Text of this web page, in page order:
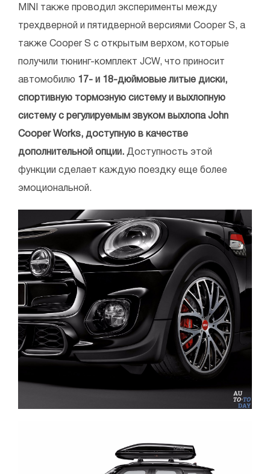
MINI также проводил эксперименты между
трехдверной и пятидверной версиями Cooper S, а
также Cooper S с открытым верхом, которые
получили тюнинг-комплект JCW, что приносит
автомобилю 17- и 18-дюймовые литые диски,
спортивную тормозную систему и выхлопную
систему с регулируемым звуком выхлопа John
Cooper Works, доступную в качестве
дополнительной опции. Доступность этой
функции сделает каждую поездку еще более
эмоциональной.